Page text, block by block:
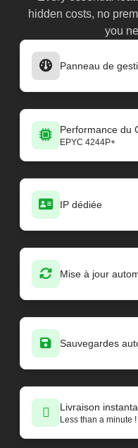
hidden costs, no
you
Panneau de
Performance du
EPYC 4244P+
IP dédiée
Mise à jour
Sauvegardes
Livraison
Less than a minute !